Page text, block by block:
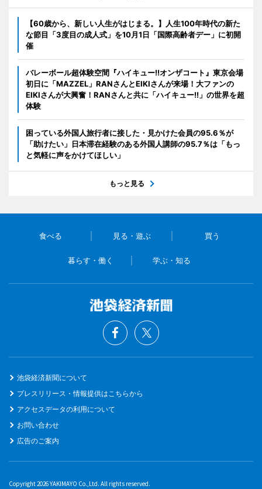
【60歳から、新しい人生がはじまる。】人生100年時代の新た
な節目「3度目の成人式」を10月1日「国際高齢者デー」に初開
催
バレーボール超体験空間『ハイキュー!!オンザコート』東京会場
初日に「MAZZEL」RANさんとEIKIさんが来場！大ファンの
EIKIさんが大興奮！RANさんと共に「ハイキュー!!」の世界を超
体験
困っている外国人旅行者に接した・見かけた会員の95.6％が
「助けたい」日本滞在経験のある外国人講師の95.7％は「もっ
と気軽に声をかけてほしい」
もっと見る
食べる 見る・遊ぶ 買う
暮らす・働く 学ぶ・知る
池袋経済新聞について
プレスリリース・情報提供はこちらから
アクセスデータの利用について
お問い合わせ
広告のご案内
Copyright 2026 YAKIMAYO Co.,Ltd. All rights reserved.